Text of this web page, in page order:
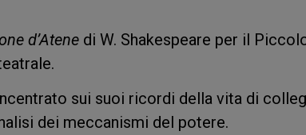
d’Atene di W. Shakespeare per il
sui suoi ricordi della vita di
dei meccanismi del potere.